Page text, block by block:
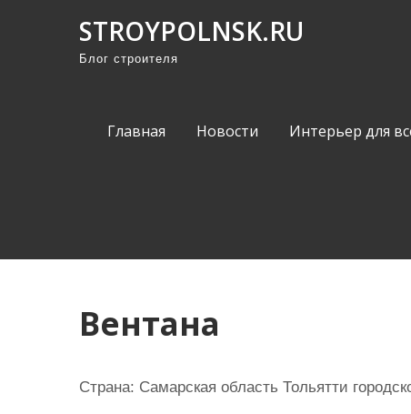
STROYPOLNSK.RU
Блог строителя
Главная Новости Интерьер для
Вентана
Страна: Самарская область Тольятти